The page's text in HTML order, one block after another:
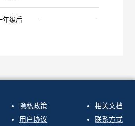
年级后 - -
隐私政策
用户协议
相关文档
联系方式